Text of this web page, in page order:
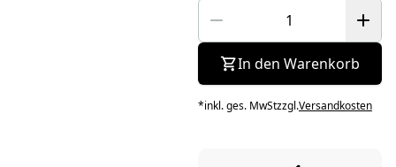
In den Warenkorb
*inkl. ges. MwStzzgl.Versandkosten